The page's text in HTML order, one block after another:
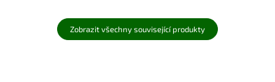
Zobrazit všechny související produkty